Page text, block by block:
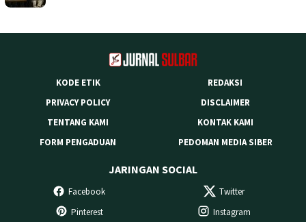
KODE ETIK
REDAKSI
PRIVACY POLICY
DISCLAIMER
TENTANG KAMI
KONTAK KAMI
FORM PENGADUAN
PEDOMAN MEDIA SIBER
JARINGAN SOCIAL
Facebook
Twitter
Pinterest
Instagram